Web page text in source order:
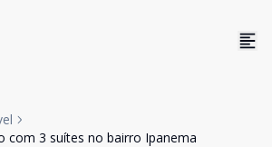
com 3 suítes no bairro Ipanema